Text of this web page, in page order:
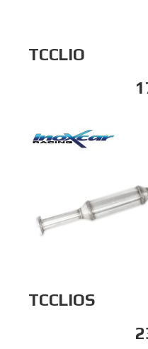
TCCLIO
TCCLIOS